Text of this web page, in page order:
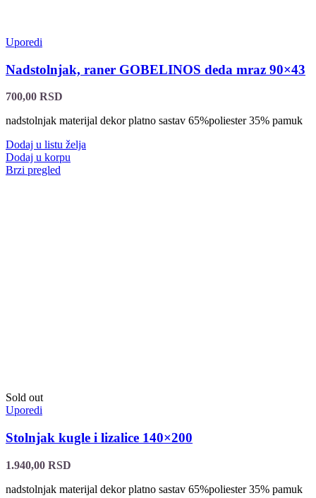
Uporedi
Nadstolnjak, raner GOBELINOS deda mraz 90×43
700,00 RSD
nadstolnjak materijal dekor platno sastav 65%poliester 35% pamuk
Dodaj u listu želja
Dodaj u korpu
Brzi pregled
Sold out
Uporedi
Stolnjak kugle i lizalice 140×200
1.940,00 RSD
nadstolnjak materijal dekor platno sastav 65%poliester 35% pamuk